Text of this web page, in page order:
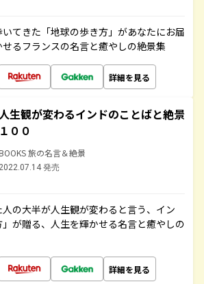
てきた「地球の歩き方」があなたにお届
るフランスの名言と癒やしの絶景集
詳細を見る
生観が変わるインドのことばと絶景
１００
旅の名言＆絶景
2022.07.14 発売
の大半が人生観が変わると言う、イン
」が贈る、人生を輝かせる名言と癒やしの
詳細を見る